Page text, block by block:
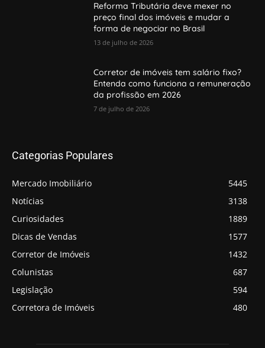
Reforma Tributária deve mexer no
preço final dos imóveis e mudar a
forma de negociar no Brasil
13 de julho de 2026
Corretor de imóveis tem salário fixo?
Entenda como funciona a remuneração
da profissão em 2026
7 de julho de 2026
Categorias Populares
Mercado Imobiliário
5445
Notícias
3138
Curiosidades
1889
Dicas de Vendas
1577
Corretor de Imóveis
1432
Colunistas
687
Legislação
594
Corretora de Imóveis
480